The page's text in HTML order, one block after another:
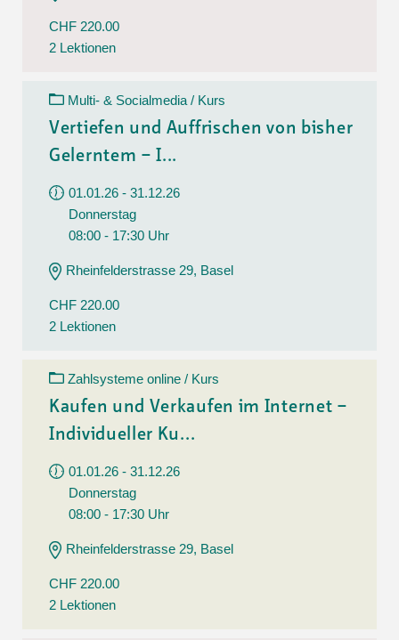
CHF 220.00
2 Lektionen
Multi- & Socialmedia / Kurs
Vertiefen und Auffrischen von bisher
Gelerntem – I...
01.01.26 - 31.12.26
Donnerstag
08:00 - 17:30 Uhr
Rheinfelderstrasse 29, Basel
CHF 220.00
2 Lektionen
Zahlsysteme online / Kurs
Kaufen und Verkaufen im Internet –
Individueller Ku...
01.01.26 - 31.12.26
Donnerstag
08:00 - 17:30 Uhr
Rheinfelderstrasse 29, Basel
CHF 220.00
2 Lektionen